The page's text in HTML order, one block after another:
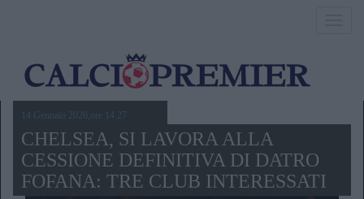
14 Gennaio 2026,ore 14.27
CHELSEA, SI LAVORA ALLA
CESSIONE DEFINITIVA DI DATRO
FOFANA: TRE CLUB INTERESSATI